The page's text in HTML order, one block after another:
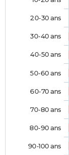
20-30 ans
30-40 ans
40-50 ans
50-60 ans
60-70 ans
70-80 ans
80-90 ans
90-100 ans